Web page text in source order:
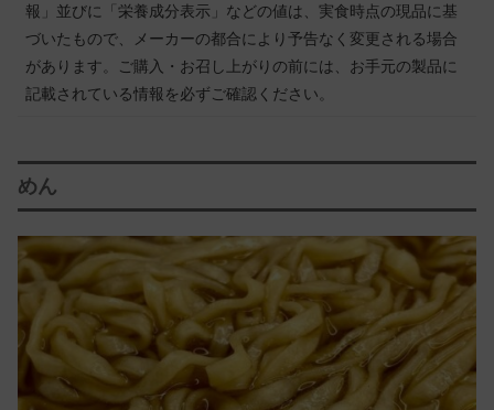
報」並びに「栄養成分表示」などの値は、実食時点の現品に基
づいたもので、メーカーの都合により予告なく変更される場合
があります。ご購入・お召し上がりの前には、お手元の製品に
記載されている情報を必ずご確認ください。
めん